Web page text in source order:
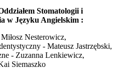
Stomatologii i
w Języku Angielskim :
Nesterowicz,
- Mateusz Jastrzębski,
- Zuzanna Lenkiewicz,
Siemaszko